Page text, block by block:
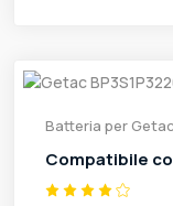
Batteria per
Compatibile